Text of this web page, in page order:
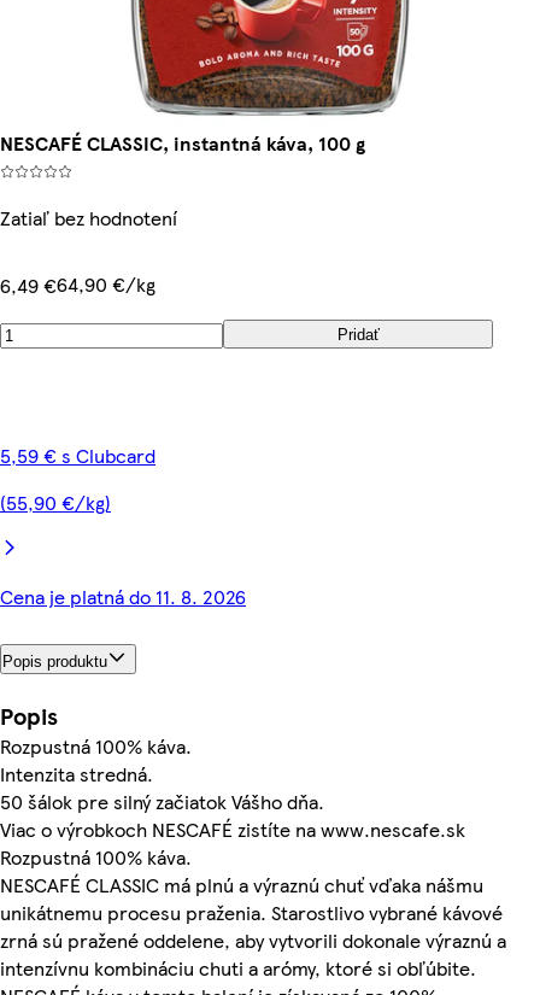
NESCAFÉ CLASSIC, instantná káva, 100 g
Zatiaľ bez hodnotení
6,49 €64,90 €/kg
Pridať
5,59 € s Clubcard
(55,90 €/kg)
Cena je platná do 11. 8. 2026
Popis produktu
Popis
Rozpustná 100% káva.
Intenzita stredná.
50 šálok pre silný začiatok Vášho dňa.
Viac o výrobkoch NESCAFÉ zistíte na www.nescafe.sk
Rozpustná 100% káva.
NESCAFÉ CLASSIC má plnú a výraznú chuť vďaka nášmu
unikátnemu procesu praženia. Starostlivo vybrané kávové
zrná sú pražené oddelene, aby vytvorili dokonale výraznú a
intenzívnu kombináciu chuti a arómy, ktoré si obľúbite.